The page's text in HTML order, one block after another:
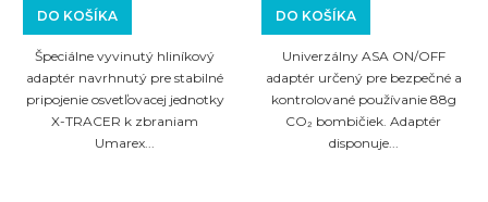
DO KOŠÍKA
Špeciálne vyvinutý hliníkový
adaptér navrhnutý pre stabilné
pripojenie osvetľovacej jednotky
X-TRACER k zbraniam
Umarex...
DO KOŠÍKA
Univerzálny ASA ON/OFF
adaptér určený pre bezpečné a
kontrolované používanie 88g
CO₂ bombičiek. Adaptér
disponuje...